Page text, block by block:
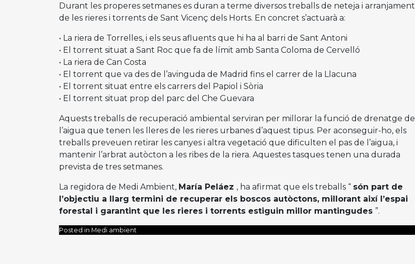
Durant les properes setmanes es duran a terme diversos treballs de neteja i arranjament
de les rieres i torrents de Sant Vicenç dels Horts. En concret s’actuarà a:
• La riera de Torrelles, i els seus afluents que hi ha al barri de Sant Antoni
• El torrent situat a Sant Roc que fa de límit amb Santa Coloma de Cervelló
• La riera de Can Costa
• El torrent que va des de l’avinguda de Madrid fins el carrer de la Llacuna
• El torrent situat entre els carrers del Papiol i Sòria
• El torrent situat prop del parc del Che Guevara
Aquests treballs de recuperació ambiental serviran per millorar la funció de drenatge de
l’aigua que tenen les lleres de les rieres urbanes d’aquest tipus. Per aconseguir-ho, els
treballs preveuen retirar les canyes i altra vegetació que dificulten el pas de l’aigua, i
mantenir l’arbrat autòcton a les ribes de la riera. Aquestes tasques tenen una durada
prevista de tres setmanes.
La regidora de Medi Ambient, María Peláez , ha afirmat que els treballs “ són part de
l’objectiu a llarg termini de recuperar els boscos autòctons, millorant així l’espai
forestal i garantint que les rieres i torrents estiguin millor mantingudes ”.
Posted in Medi ambient